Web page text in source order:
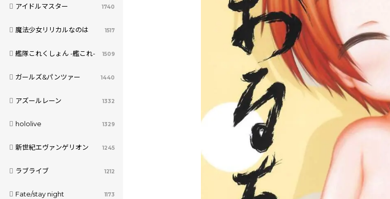
アイドルマスター 1740
魔法少女リリカルなのは 1517
艦隊これくしょん -艦これ- 1509
ガールズ&パンツァー 1440
アズールレーン 1332
hololive 1329
新世紀エヴァンゲリオン 1245
ラブライブ 1212
Fate/stay night 1173